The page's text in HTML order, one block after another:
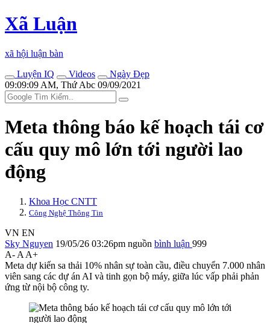
Xã Luận
xã hội luận bàn
Luyện IQ
Videos
Ngày Đẹp
09:09:09 AM, Thứ Abc 09/09/2021
Meta thông báo kế hoạch tái cơ
cấu quy mô lớn tới người lao
động
Khoa Học CNTT
Công Nghệ Thông Tin
VN EN
Sky Nguyen 19/05/26 03:26pm nguồn bình luận 999
A- A A+
Meta dự kiến sa thải 10% nhân sự toàn cầu, điều chuyển 7.000 nhân
viên sang các dự án AI và tinh gọn bộ máy, giữa lúc vấp phải phản
ứng từ nội bộ công ty.